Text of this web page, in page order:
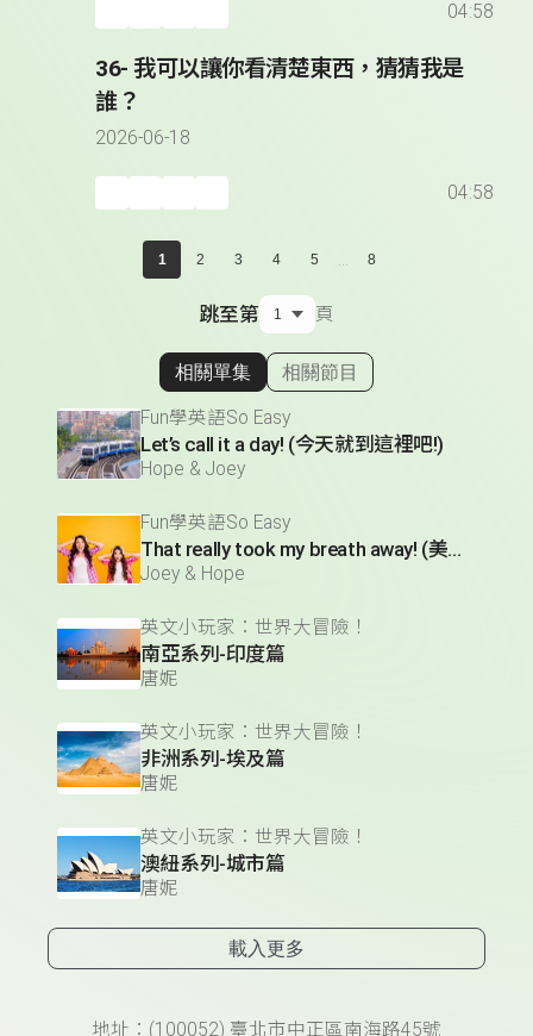
04:58
36- 我可以讓你看清楚東西，猜猜我是
誰？
2026-06-18
04:58
1 2 3 4 5 ... 8
跳至第 頁
顯示相關單集
相關單集 相關節目
Fun學英語So Easy
Let’s call it a day! (今天就到這裡吧!)
Hope & Joey
Fun學英語So Easy
That really took my breath away! (美得令人驚嘆!)
Joey & Hope
英文小玩家：世界大冒險！
南亞系列-印度篇
唐妮
英文小玩家：世界大冒險！
非洲系列-埃及篇
唐妮
英文小玩家：世界大冒險！
澳紐系列-城市篇
唐妮
載入更多
地址：(100052) 臺北市中正區南海路45號